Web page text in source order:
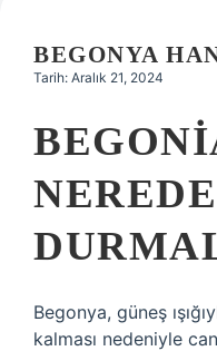
Hakkımızda
BEGONYA
Tarih: Aralık 21, 2024
NEREDE
Begonya, güneş
kalması nedeniyle